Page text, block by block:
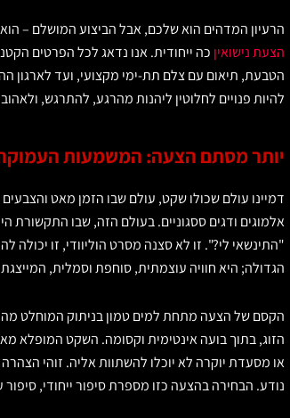
הרעיון המדהים הוא שלכם, אבל הביצוע המושלם –
הצעת נישואין כה ייחודית. אנו נדאג לכל הפרטים
הטבעת, תיאום עם צלם תת-ימי מקצועי, ועד לארגון
להיות פנויים לחלוטין ליהנות מהרגע, להתרגש,
יותר מסתם הצעה: המשמעות
דמיינו עולם שכולו שקט, עולם שבו הזמן מאט
אלמוגים ודגים ססגוניים. בעולם הזה, שבו התקשורת
"התינשאי לי?". זו לא סצנה מסרט הוליוודי, זו
הגדולה; היא חוויה עוצמתית, סוחפת וסמלית,
הקסם של הצעה מתחת למים טמון בניתוק המוחלט
הזוג, בתוך בועה אינטימית וקסומה. השקט המופלא
או מסעדת יוקרה לא יוכלו להשתוות אליה. זוהי
נודע. הבחירה בהצעה כזו מספרת סיפור ייחודי,